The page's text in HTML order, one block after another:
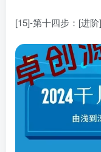
[15]-第十四步：[进